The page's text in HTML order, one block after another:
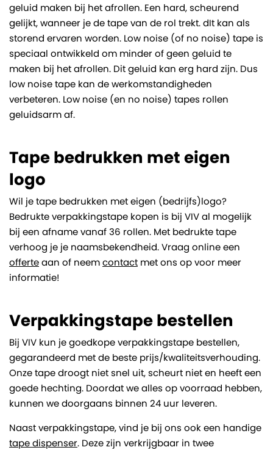
geluid maken bij het afrollen. Een hard, scheurend
gelijkt, wanneer je de tape van de rol trekt. dIt kan als
storend ervaren worden. Low noise (of no noise) tape is
speciaal ontwikkeld om minder of geen geluid te
maken bij het afrollen. Dit geluid kan erg hard zijn. Dus
low noise tape kan de werkomstandigheden
verbeteren. Low noise (en no noise) tapes rollen
geluidsarm af.
Tape bedrukken met eigen
logo
Wil je tape bedrukken met eigen (bedrijfs)logo?
Bedrukte verpakkingstape kopen is bij VIV al mogelijk
bij een afname vanaf 36 rollen. Met bedrukte tape
verhoog je je naamsbekendheid. Vraag online een
offerteaan of neemcontact met ons op voor meer
informatie!
Verpakkingstape bestellen
Bij VIV kun je goedkope verpakkingstape bestellen,
gegarandeerd met de beste prijs/kwaliteitsverhouding.
Onze tape droogt niet snel uit, scheurt niet en heeft een
goede hechting. Doordat we alles op voorraad hebben,
kunnen we doorgaans binnen 24 uur leveren.
Naast verpakkingstape, vind je bij ons ook een handige
tape dispenser. Deze zijn verkrijgbaar in twee